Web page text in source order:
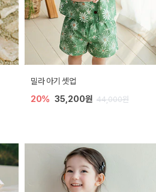
밀라 아기 셋업
20% 35,200원 44,000원